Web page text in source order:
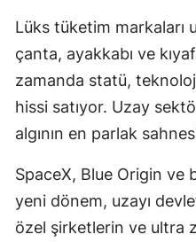
Lüks tüketim markaları
çanta, ayakkabı ve
zamanda statü,
hissi satıyor. Uzay
algının en parlak
SpaceX, Blue Origin ve
yeni dönem, uzayı
özel şirketlerin ve ultra